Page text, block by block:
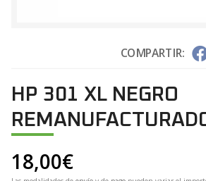
COMPARTIR:
HP 301 XL NEGRO
18,00€